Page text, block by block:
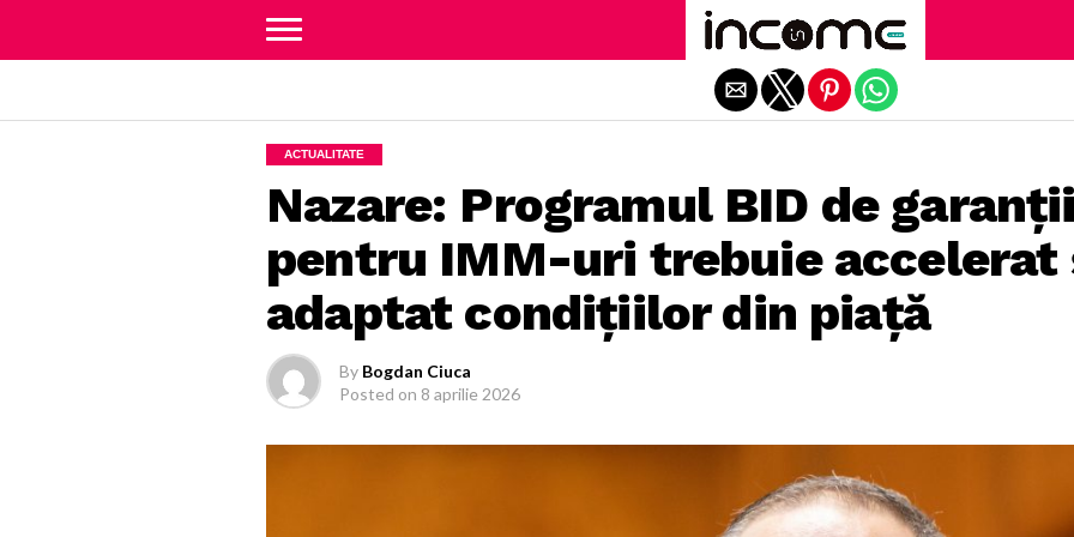
ACTUALITATE
Nazare: Programul BID de
pentru IMM-uri trebuie accelerat
adaptat condițiilor din piață
By Bogdan Ciuca
Posted on 8 aprilie 2026
Exit mobile version